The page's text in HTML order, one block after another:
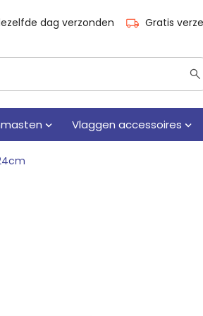
dag verzonden Gratis
Vlaggen accessoires